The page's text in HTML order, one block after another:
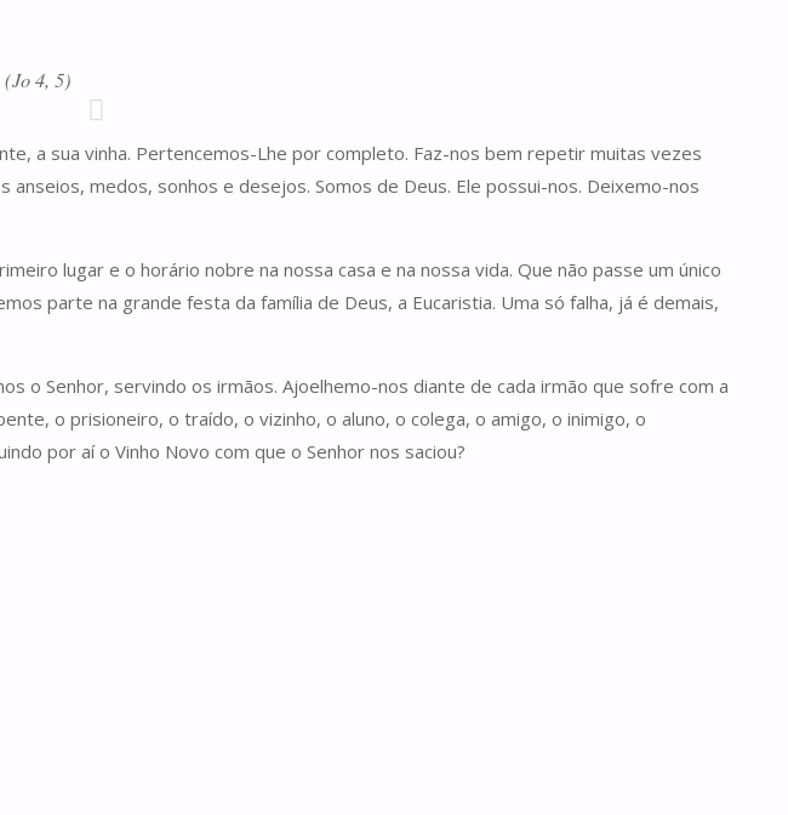
(Jo 4, 5)
a sua vinha. Pertencemos-Lhe por completo. Faz-nos bem repetir muitas vezes
medos, sonhos e desejos. Somos de Deus. Ele possui-nos. Deixemo-nos
lugar e o horário nobre na nossa casa e na nossa vida. Que não passe um único
parte na grande festa da família de Deus, a Eucaristia. Uma só falha, já é demais,
o Senhor, servindo os irmãos. Ajoelhemo-nos diante de cada irmão que sofre com a
o prisioneiro, o traído, o vizinho, o aluno, o colega, o amigo, o inimigo, o
por aí o Vinho Novo com que o Senhor nos saciou?